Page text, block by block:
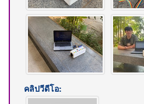
คลิปวีดีโอ: